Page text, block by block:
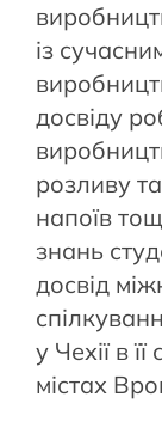
із
досвіду
розливу
напоїв
знань
досвід
у Чехії в
містах